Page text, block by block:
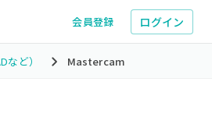
会員登録 ログイン
など） Mastercam